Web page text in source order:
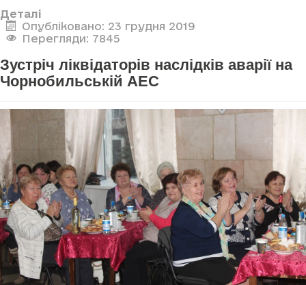
Деталі
Опубліковано: 23 грудня 2019
Перегляди: 7845
Зустріч ліквідаторів наслідків аварії на
Чорнобильській АЕС